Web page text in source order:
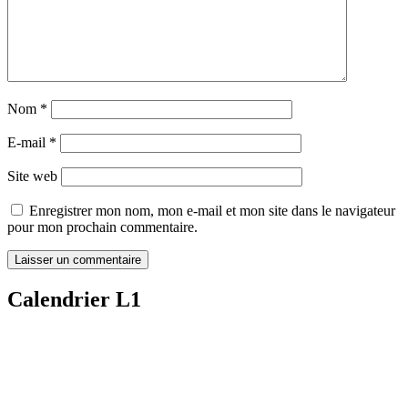
Nom *
E-mail *
Site web
Enregistrer mon nom, mon e-mail et mon site dans le navigateur
pour mon prochain commentaire.
Calendrier L1